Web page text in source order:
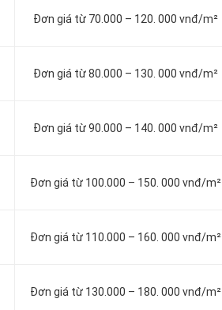
Đơn giá từ 70.000 – 120. 000 vnđ/m²
Đơn giá từ 80.000 – 130. 000 vnđ/m²
Đơn giá từ 90.000 – 140. 000 vnđ/m²
Đơn giá từ 100.000 – 150. 000 vnđ/m²
Đơn giá từ 110.000 – 160. 000 vnđ/m²
Đơn giá từ 130.000 – 180. 000 vnđ/m²